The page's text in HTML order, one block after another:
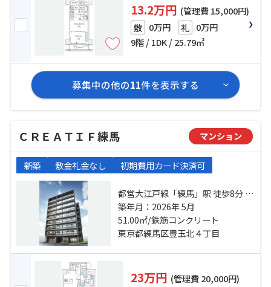
13.2万円 (管理費 15,000円)
敷 0万円 礼 0万円
9階 / 1DK / 25.79㎡
募集中の他の11件を表示する
ＣＲＥＡＴＩＦ練馬 マンション
新築 敷金礼金なし 初期費用カード決済可
都営大江戸線「練馬」駅 徒歩8分 西
武池袋線「桜台」駅 徒歩8分 西武有
楽町線「新桜台」駅 徒歩17分
築年月：2026年 5月
51.00㎡/鉄筋コンクリート
東京都練馬区豊玉北４丁目
23万円 (管理費 20,000円)